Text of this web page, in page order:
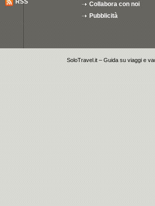
RSS
Collabora con noi
Pubblicità
SoloTravel.it – Guida su viaggi e